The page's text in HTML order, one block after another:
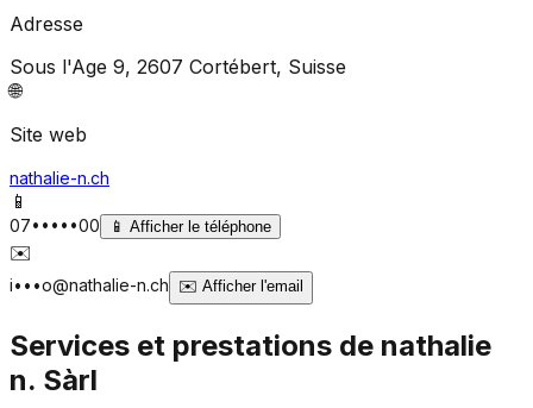
Adresse
Sous l'Age 9, 2607 Cortébert, Suisse
🌐
Site web
nathalie-n.ch
📱
07•••••00 📱 Afficher le téléphone
✉️
i•••o@nathalie-n.ch ✉️ Afficher l'email
Services et prestations de nathalie
n. Sàrl